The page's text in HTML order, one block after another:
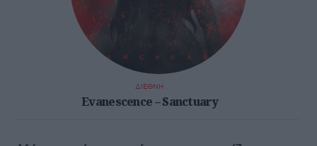
ΔΙΕΘΝΗ
Evanescence – Sanctuary